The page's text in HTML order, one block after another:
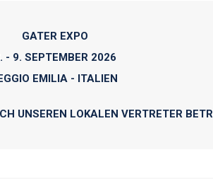
GATER EXPO
- 9. SEPTEMBER 2026
EMILIA - ITALIEN
UNSEREN LOKALEN VERTRETER